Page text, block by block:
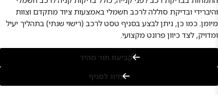
שמשון 12 |
ימים א', ג', ה'
08:00-19:00
ימים ב', ד
08:00-17:00
יום ו' 08:00-
ביל"ו סנטר |
והיברידי ובדיקת סוללה לרכב חשמלי באמצעות ציוד מתקדם וצוות
מיומן. כמו כן, ניתן לבצע בסניף טסט לרכב (רישוי שנתי) בתהליך יעיל
ומדויק, לצד כיוון פרונט מקצועי.
קביעת תור מהיר
חיוג לסניף